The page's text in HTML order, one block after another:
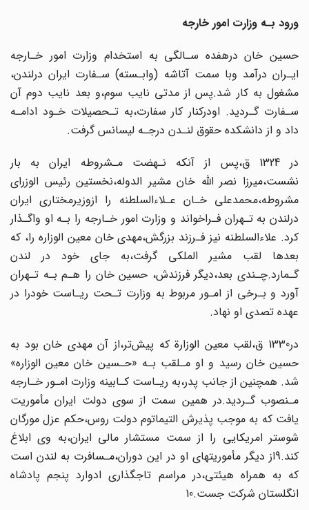
ورود بـه وزارت امور خارجه
حسین خان درهفده سـالگی به استخدام وزارت امور خـارجه
ایـران درآمد وبا سمت آتاشه‌ (وابـسته‌) سـفارت ایران درلندن،
مشغول به کار شد.پس از مدتی نایب سوم،و بعد نایب دوم‌ آن
سـفارت گـردید. اودرکنار کار سفارت،به تـحصیلات خـود ادامـه
داد و از‌ دانشکده‌ حقوق لنـدن‌ درجـه لیسانس گرفت.
در 1324 ق،پس از آنکه نـهضت مـشروطه ایران به بار
نشست،میرزا نصر اللّه خان‌ مشیر الدوله،نخستین رئیس الوزرای
مشروطه،محمدعلی خـان‌ عـلاءالسلطنه را ازوزیرمختاری‌ ایران
درلندن به تـهران فـراخواند و وزارت امور خـارجه را بـه او واگـذار
کرد. علاءالسلطنه نیز فـرزند بزرگش،مهدی‌ خان‌ معین الوزاره را، که
بعدها‌ لقب‌ مشیر الملکی گرفت،به جای خود در لندن
گـمارد.چـندی بعد،دیگر فرزندش، حسین خان را هـم بـه تـهران
آورد و بـرخی از امـور مربوط‌ به‌ وزارت تـحت ریـاست خود‌را‌ در
عهده تصدی او نهاد.
در1330 ق،لقب معین الوزارة که پیش‌تر،از آن مهدی خان بود به
حسین خان رسید و او مـلقب بـه «حـسین خان معین الوزاره»
شد. همچنین‌ از‌ جانب پدر،به ریـاست کـابینه وزارت امـور خـارجه
مـنصوب گـردید.در همین سمت از سوی دولت ایران مأموریت
یافت که به موجب‌ پذیرش التیماتوم دولت روس،حکم عزل مورگان
شوستر‌ امریکایی‌ را از‌ سمت مستشار مالی‌ ایران،به وی ابلاغ
کند.9از دیگر مأموریتهای او در این دوران،مـسافرت به‌ لندن است
که به‌ همراه هیئتی،در مراسم تاجگذاری ادوارد پنجم‌ پادشاه‌
انگلستان‌ شرکت جست.10